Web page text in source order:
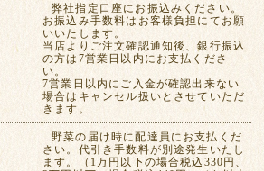
弊社指定口座にお振込みください。
お振込み手数料はお客様負担にてお願
いいたします。
当店よりご注文確認通知後、銀行振込
の方は7営業日以内にお支払くださ
い。
7営業日以内にご入金が確認出来ない
場合はキャンセル扱いとさせていただ
きます。
野菜の届け時に配達員にお支払くだ
さい。代引き手数料が別途発生いたし
ます。（1万円以下の場合税込330円、